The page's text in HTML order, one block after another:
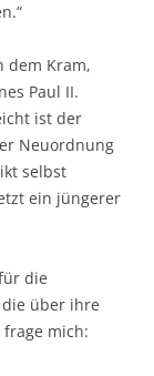
dem Kram,
Paul II.
ist der
Neuordnung
selbst
ein jüngerer
die
die über ihre
frage mich: